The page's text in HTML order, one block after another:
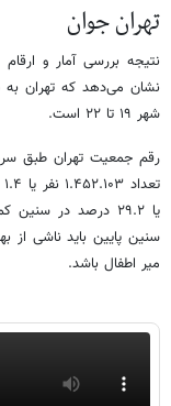
تهران جوان
نتیجه بررسی آمار و
نشان می‌دهد که تهران
شهر ۱۹ تا ۲۲ است.
سنین پایین باید ناشی
میر اطفال باشد.